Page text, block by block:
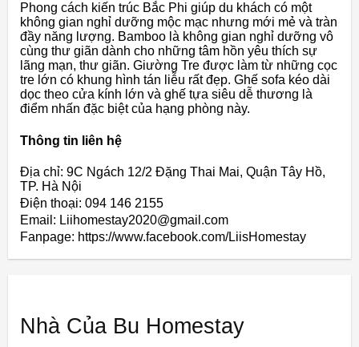
Phong cách kiến ​​trúc Bắc Phi giúp du khách có một
không gian nghỉ dưỡng mộc mạc nhưng mới mẻ và tràn
đầy năng lượng. Bamboo là không gian nghỉ dưỡng vô
cùng thư giãn dành cho những tâm hồn yêu thích sự
lãng mạn, thư giãn. Giường Tre được làm từ những cọc
tre lớn có khung hình tán liễu rất đẹp. Ghế sofa kéo dài
dọc theo cửa kính lớn và ghế tựa siêu dễ thương là
điểm nhấn đặc biệt của hạng phòng này.
Thông tin liên hệ
Địa chỉ: 9C Ngách 12/2 Đặng Thai Mai, Quận Tây Hồ,
TP. Hà Nội
Điện thoại: 094 146 2155
Email: Liihomestay2020@gmail.com
Fanpage: https://www.facebook.com/LiisHomestay
Nhà Của Bu Homestay